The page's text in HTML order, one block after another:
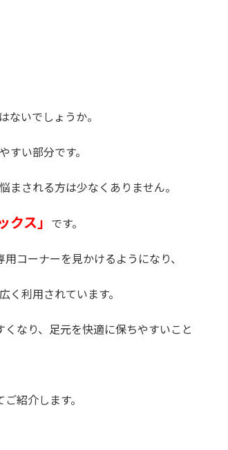
ないでしょうか。
すい部分です。
まされる方は少なくありません。
クス」 です。
コーナーを見かけるようになり、
く利用されています。
なり、足元を快適に保ちやすいこと
紹介します。